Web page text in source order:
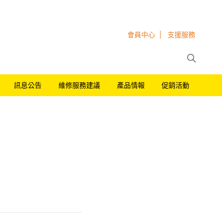
會員中心 支援服務
訊息公告 維修服務建議 產品情報 促銷活動